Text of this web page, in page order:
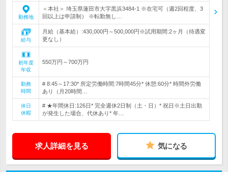
勤務地
＜本社＞ 埼玉県蓮田市大字黒浜3484-1 ※在宅可（週2回程度、3
回以上は申請制） ※転勤無し…
給与
月給（基本給）:430,000円～500,000円※試用期間:2ヶ月（待遇変
更なし）
初年度
年収
550万円～700万円
勤務
時間
# 8:45～17:30* 所定労働時間:7時間45分* 休憩:60分* 時間外労働
あり（月20時間…
休日
休暇
# ★年間休日:126日* 完全週休2日制（土・日）* 祝日※土日出勤
が発生した場合、代休あり* 年…
求人詳細を見る 気になる